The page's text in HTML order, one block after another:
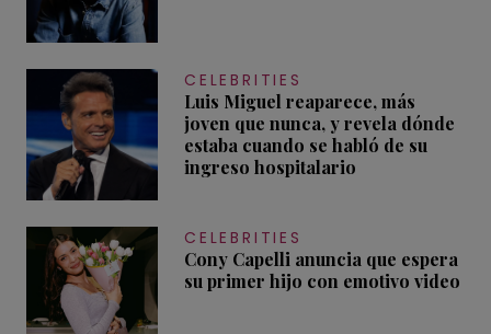
CELEBRITIES
Luis Miguel reaparece, más
joven que nunca, y revela dónde
estaba cuando se habló de su
ingreso hospitalario
CELEBRITIES
Cony Capelli anuncia que espera
su primer hijo con emotivo video